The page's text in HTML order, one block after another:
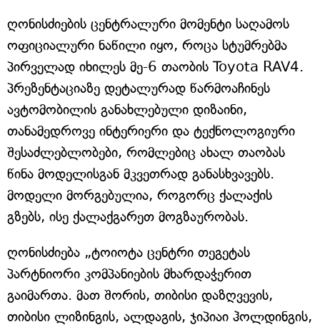
ღონისძიების ცენტრალური მომენტი საღამოს
ოფიციალური ნაწილი იყო, როცა სტუმრებმა
პირველად იხილეს მე-6 თაობის Toyota RAV4.
პრეზენტაციაზე დეტალურად წარმოაჩინეს
ავტომობილის განახლებული დიზაინი,
თანამედროვე ინტერიერი და ტექნოლოგიური
შესაძლებლობები, რომლებიც ახალ თაობას
წინა მოდელისგან მკვეთრად განასხვავებს.
მოდელი მორგებულია, როგორც ქალაქის
გზებს, ისე ქალაქგარეთ მოგზაურობას.
ღონისძიება „ტოიოტა ცენტრი თეგეტას
პარტნიორი კომპანიების მხარდაჭერით
გაიმართა. მათ შორის, თიბისი დაზღვევის,
თიბისი ლიზინგის, ალდაგის, ჯიპიაი ჰოლდინგის,